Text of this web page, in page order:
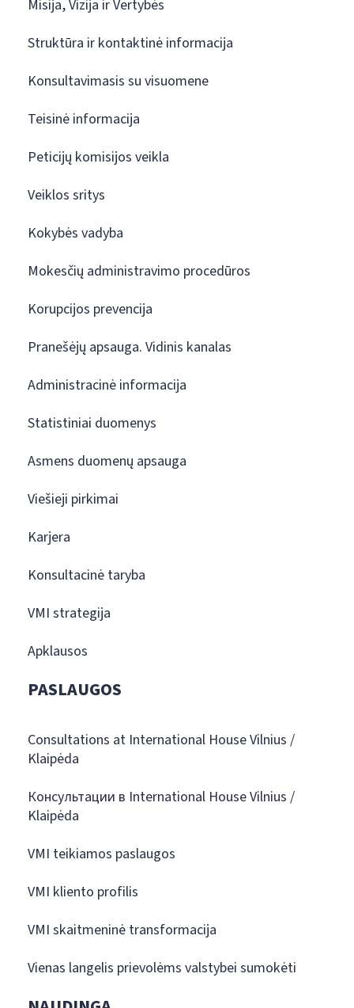
Misija, Vizija ir Vertybės
Struktūra ir kontaktinė informacija
Konsultavimasis su visuomene
Teisinė informacija
Peticijų komisijos veikla
Veiklos sritys
Kokybės vadyba
Mokesčių administravimo procedūros
Korupcijos prevencija
Pranešėjų apsauga. Vidinis kanalas
Administracinė informacija
Statistiniai duomenys
Asmens duomenų apsauga
Viešieji pirkimai
Karjera
Konsultacinė taryba
VMI strategija
Apklausos
PASLAUGOS
Consultations at International House Vilnius /
Klaipėda
Консультации в International House Vilnius /
Klaipėda
VMI teikiamos paslaugos
VMI kliento profilis
VMI skaitmeninė transformacija
Vienas langelis prievolėms valstybei sumokėti